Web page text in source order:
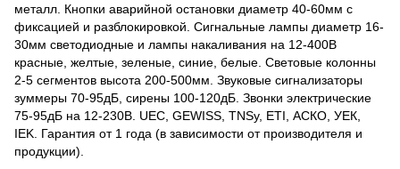
металл. Кнопки аварийной остановки диаметр 40-60мм с
фиксацией и разблокировкой. Сигнальные лампы диаметр 16-
30мм светодиодные и лампы накаливания на 12-400В
красные, желтые, зеленые, синие, белые. Световые колонны
2-5 сегментов высота 200-500мм. Звуковые сигнализаторы
зуммеры 70-95дБ, сирены 100-120дБ. Звонки электрические
75-95дБ на 12-230В. UEC, GEWISS, TNSy, ETI, АСКО, УЕК,
IEK. Гарантия от 1 года (в зависимости от производителя и
продукции).